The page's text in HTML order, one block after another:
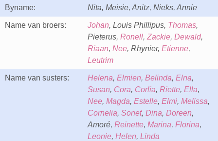
Byname: Nita, Meisie, Anitz, Nieks, Annie
Name van broers: Johan, Louis Phillipus, Thomas,
Pieterus, Ronell, Zackie, Dewald,
Riaan, Nee, Rhynier, Etienne,
Leutrim
Name van susters: Helena, Elmien, Belinda, Elna,
Susan, Cora, Corlia, Riette, Ella,
Nee, Magda, Estelle, Elmi, Melissa,
Cornelia, Sonet, Dina, Doreen,
Amoré, Reinette, Marina, Florina,
Leonie, Helen, Linda